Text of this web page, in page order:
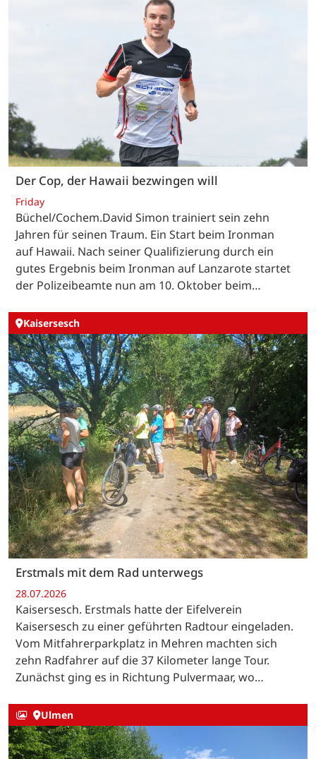
Der Cop, der Hawaii bezwingen will
Friday
Büchel/Cochem.David Simon trainiert sein zehn
Jahren für seinen Traum. Ein Start beim Ironman
auf Hawaii. Nach seiner Qualifizierung durch ein
gutes Ergebnis beim Ironman auf Lanzarote startet
der Polizeibeamte nun am 10. Oktober beim…
Kaisersesch
Erstmals mit dem Rad unterwegs
28.07.2026
Kaisersesch. Erstmals hatte der Eifelverein
Kaisersesch zu einer geführten Radtour eingeladen.
Vom Mitfahrerparkplatz in Mehren machten sich
zehn Radfahrer auf die 37 Kilometer lange Tour.
Zunächst ging es in Richtung Pulvermaar, wo…
Ulmen